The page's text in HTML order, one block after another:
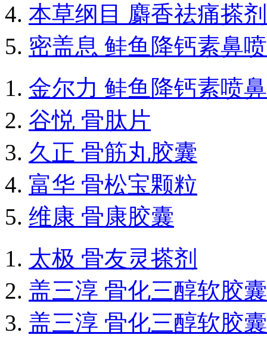
本草纲目 麝香祛痛搽剂
密盖息 鲑鱼降钙素鼻
金尔力 鲑鱼降钙素喷
谷悦 骨肽片
久正 骨筋丸胶囊
富华 骨松宝颗粒
维康 骨康胶囊
太极 骨友灵搽剂
盖三淳 骨化三醇软胶囊
盖三淳 骨化三醇软胶囊